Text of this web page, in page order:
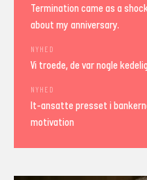
Termination came as a
about my anniversary.
NYHED
Vi troede, de var nogle
NYHED
It-ansatte presset i
motivation